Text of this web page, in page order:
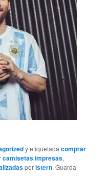
y etiquetadacomprar
camisetas impresas,
poristern. Guarda